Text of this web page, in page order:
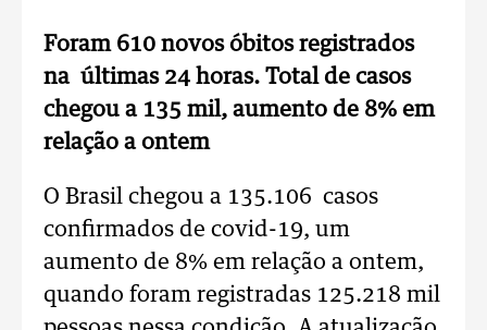
Foram 610 novos óbitos registrados
na últimas 24 horas. Total de casos
chegou a 135 mil, aumento de 8% em
relação a ontem
O Brasil chegou a 135.106 casos
confirmados de covid-19, um
aumento de 8% em relação a ontem,
quando foram registradas 125.218 mil